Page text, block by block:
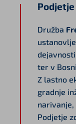
Družba
ter v
Z lastno
gradnje
Podjetje